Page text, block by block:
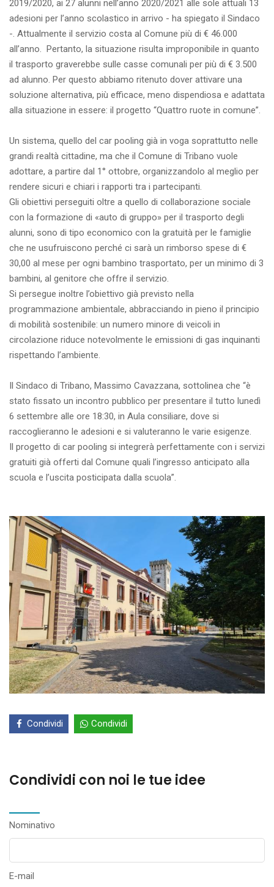
2019/2020, ai 27 alunni nell’anno 2020/2021 alle sole attuali 13
adesioni per l’anno scolastico in arrivo - ha spiegato il Sindaco
-. Attualmente il servizio costa al Comune più di € 46.000
all’anno. Pertanto, la situazione risulta improponibile in quanto
il trasporto graverebbe sulle casse comunali per più di € 3.500
ad alunno. Per questo abbiamo ritenuto dover attivare una
soluzione alternativa, più efficace, meno dispendiosa e adattata
alla situazione in essere: il progetto “Quattro ruote in comune”.
Un sistema, quello del car pooling già in voga soprattutto nelle
grandi realtà cittadine, ma che il Comune di Tribano vuole
adottare, a partire dal 1° ottobre, organizzandolo al meglio per
rendere sicuri e chiari i rapporti tra i partecipanti.
Gli obiettivi perseguiti oltre a quello di collaborazione sociale
con la formazione di «auto di gruppo» per il trasporto degli
alunni, sono di tipo economico con la gratuità per le famiglie
che ne usufruiscono perché ci sarà un rimborso spese di €
30,00 al mese per ogni bambino trasportato, per un minimo di 3
bambini, al genitore che offre il servizio.
Si persegue inoltre l’obiettivo già previsto nella
programmazione ambientale, abbracciando in pieno il principio
di mobilità sostenibile: un numero minore di veicoli in
circolazione riduce notevolmente le emissioni di gas inquinanti
rispettando l’ambiente.
Il Sindaco di Tribano, Massimo Cavazzana, sottolinea che “è
stato fissato un incontro pubblico per presentare il tutto lunedì
6 settembre alle ore 18:30, in Aula consiliare, dove si
raccoglieranno le adesioni e si valuteranno le varie esigenze.
Il progetto di car pooling si integrerà perfettamente con i servizi
gratuiti già offerti dal Comune quali l’ingresso anticipato alla
scuola e l’uscita posticipata dalla scuola”.
Condividi Condividi
Condividi con noi le tue idee
Nominativo
E-mail